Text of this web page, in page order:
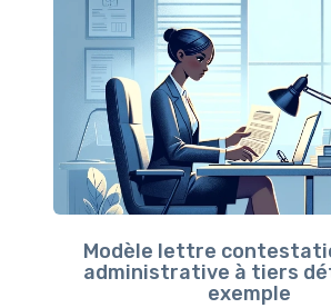
Modèle lettre
administrative à tiers
exemple